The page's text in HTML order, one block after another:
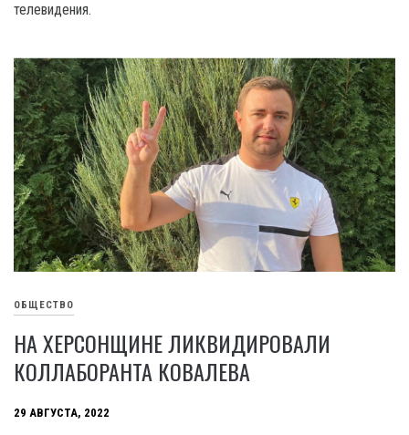
телевидения.
ОБЩЕСТВО
НА ХЕРСОНЩИНЕ ЛИКВИДИРОВАЛИ
КОЛЛАБОРАНТА КОВАЛЕВА
29 АВГУСТА, 2022